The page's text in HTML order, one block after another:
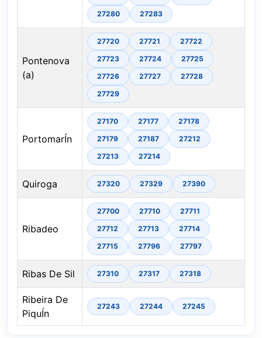
27280
27283
Pontenova
(a)
27720 27721
27722
27723
27724
27725
27726
27727
27728
27729
PortomarÍn
27170 27177
27178
27179
27187
27212
27213
27214
Quiroga 27320 27329 27390
Ribadeo
27700 27710
27711
27712
27713
27714
27715
27796 27797
Ribas De Sil 27310 27317 27318
Ribeira De
PiquÍn
27243 27244 27245